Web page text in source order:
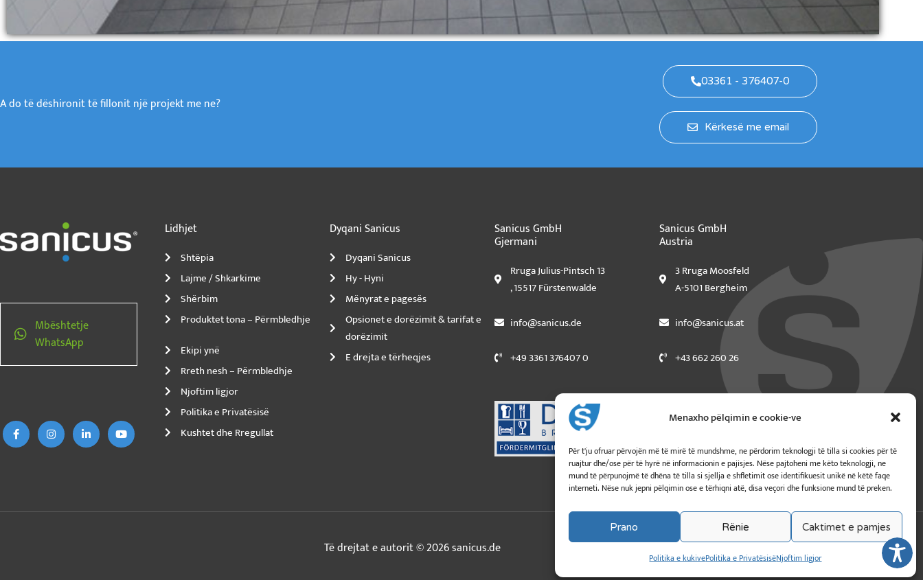
Menaxho pëlqimin e cookie-ve
Për t'ju ofruar përvojën më të mirë të mundshme, ne përdorim teknologji të tilla si cookies për të
ruajtur dhe/ose për të hyrë në informacionin e pajisjes. Nëse pajtoheni me këto teknologji, ne
mund të përpunojmë të dhëna të tilla si sjellja e shfletimit ose identifikuesit unikë në këtë faqe
interneti. Nëse nuk jepni pëlqimin ose e tërhiqni atë, disa veçori dhe funksione mund të preken.
Prano Rënie Caktimet e pamjes
Politika e kukivePolitika e PrivatësisëNjoftim ligjor
para pastrimit
A do të dëshironit të fillonit një projekt me ne?
03361 - 376407-0
Kërkesë me email
Mbështetje
WhatsApp
b
o
o
a
g
r
e
d
I
u
b
e
Lidhjet
Shtëpia
Lajme / Shkarkime
Shërbim
Produktet tona – Përmbledhje
Ekipi ynë
Rreth nesh – Përmbledhje
Njoftim ligjor
Politika e Privatësisë
Kushtet dhe Rregullat
Dyqani Sanicus
Dyqani Sanicus
Hy - Hyni
Mënyrat e pagesës
Opsionet e dorëzimit & tarifat e
dorëzimit
E drejta e tërheqjes
Sanicus GmbH
Gjermani
Rruga Julius-Pintsch 13
, 15517 Fürstenwalde
info@sanicus.de
+49 3361 376407 0
Sanicus GmbH
Austria
3 Rruga Moosfeld
A-5101 Bergheim
info@sanicus.at
+43 662 260 26
Të drejtat e autorit © 2026 sanicus.de